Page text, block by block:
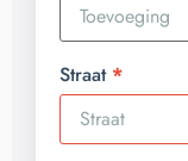
Straat